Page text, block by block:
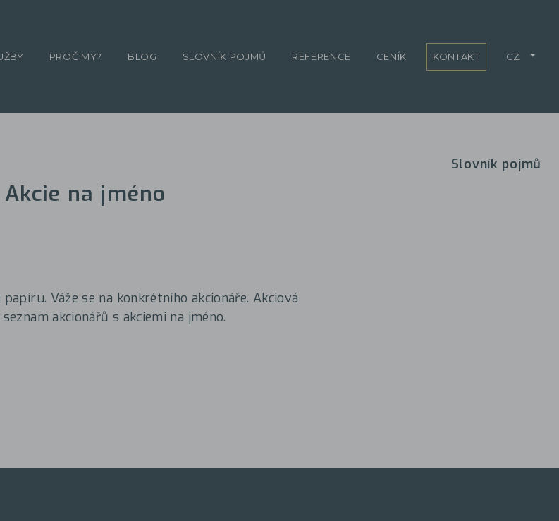
Slovník pojmů
Akcie na jméno
Váže se na konkrétního akcionáře. Akciová
akcionářů s akciemi na jméno.
PROČ MY? BLOG SLOVNÍK POJMŮ REFERENCE CENÍK KONTAKT CZ